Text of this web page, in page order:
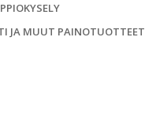
JA MUUT PAINOTUOTTEET